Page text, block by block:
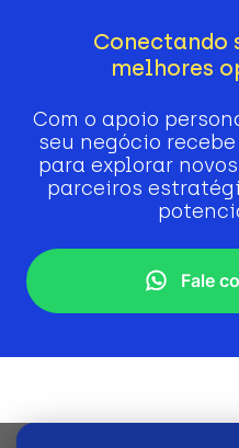
Conectando
melhores
Com o apoio
seu negócio
para explorar
parceiros
Fale